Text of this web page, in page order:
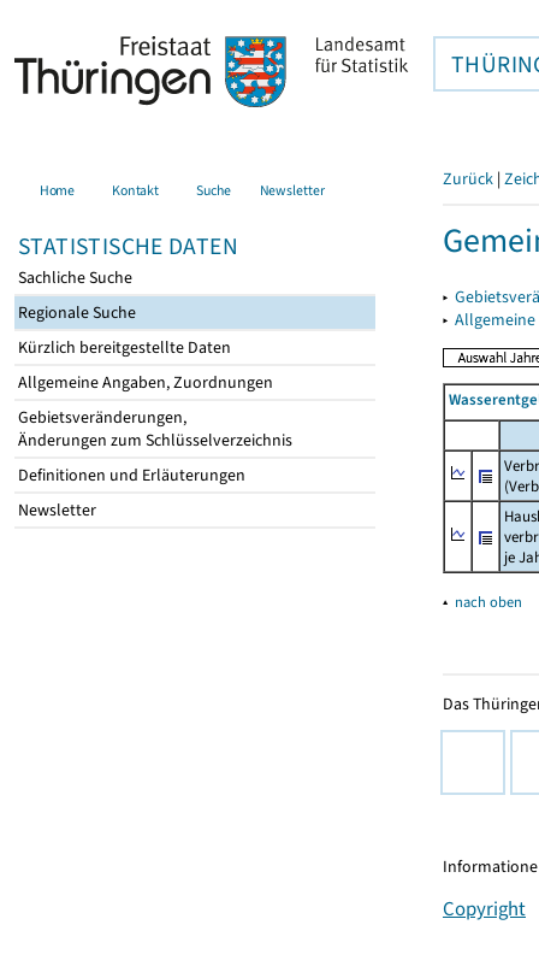
Home Kontakt Suche Newsletter
STATISTISCHE DATEN
Sachliche Suche
Regionale Suche
Kürzlich bereitgestellte Daten
Allgemeine Angaben, Zuordnungen
Gebietsveränderungen,
Änderungen zum Schlüsselverzeichnis
Definitionen und Erläuterungen
Newsletter
Zurück |
▸
▸
je
▴ nach oben
Das
Copyright